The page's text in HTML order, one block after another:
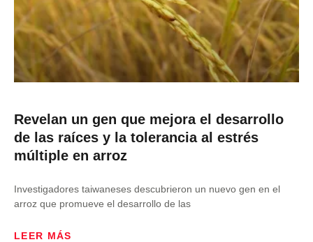
Revelan un gen que mejora el desarrollo
de las raíces y la tolerancia al estrés
múltiple en arroz
Investigadores taiwaneses descubrieron un nuevo gen en el
arroz que promueve el desarrollo de las
LEER MÁS